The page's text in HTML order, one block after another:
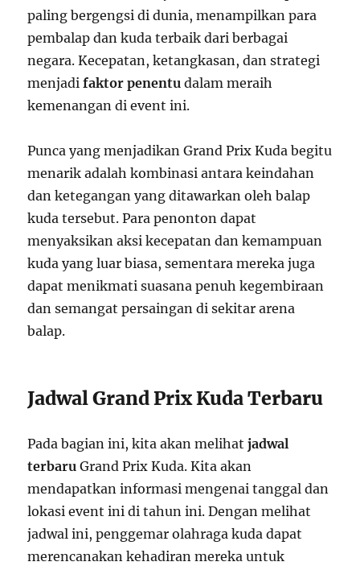
paling bergengsi di dunia, menampilkan para
pembalap dan kuda terbaik dari berbagai
negara. Kecepatan, ketangkasan, dan strategi
menjadifaktor penentu dalam meraih
kemenangan di event ini.
Punca yang menjadikan Grand Prix Kuda begitu
menarik adalah kombinasi antara keindahan
dan ketegangan yang ditawarkan oleh balap
kuda tersebut. Para penonton dapat
menyaksikan aksi kecepatan dan kemampuan
kuda yang luar biasa, sementara mereka juga
dapat menikmati suasana penuh kegembiraan
dan semangat persaingan di sekitar arena
balap.
Jadwal Grand Prix Kuda Terbaru
Pada bagian ini, kita akan melihatjadwal
terbaru Grand Prix Kuda. Kita akan
mendapatkan informasi mengenai tanggal dan
lokasi event ini di tahun ini. Dengan melihat
jadwal ini, penggemar olahraga kuda dapat
merencanakan kehadiran mereka untuk